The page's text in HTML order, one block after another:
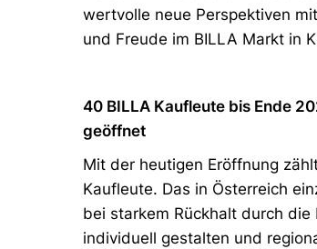
wertvolle neue Perspektiven
und Freude im BILLA Markt in
40 BILLA Kaufleute bis Ende
geöffnet
Mit der heutigen Eröffnung
Kaufleute. Das in Österreich
bei starkem Rückhalt durch
individuell gestalten und